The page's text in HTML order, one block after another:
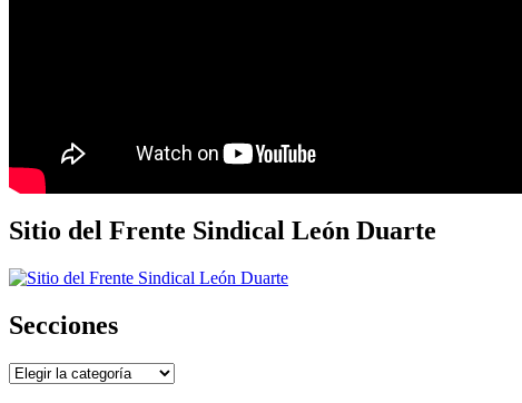
Sitio del Frente Sindical León Duarte
Secciones
Secciones